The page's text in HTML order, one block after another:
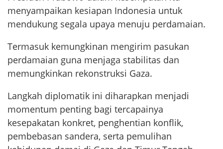
menyampaikan kesiapan Indonesia untuk
mendukung segala upaya menuju perdamaian.
Termasuk kemungkinan mengirim pasukan
perdamaian guna menjaga stabilitas dan
memungkinkan rekonstruksi Gaza.
Langkah diplomatik ini diharapkan menjadi
momentum penting bagi tercapainya
kesepakatan konkret, penghentian konflik,
pembebasan sandera, serta pemulihan